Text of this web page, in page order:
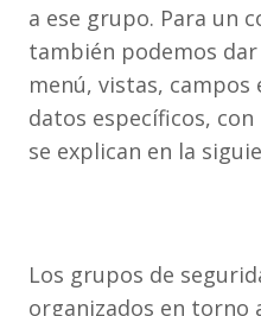
a ese grupo. Para un
también podemos
menú, vistas,
datos específicos,
se explican en la
Los grupos de
organizados en torno